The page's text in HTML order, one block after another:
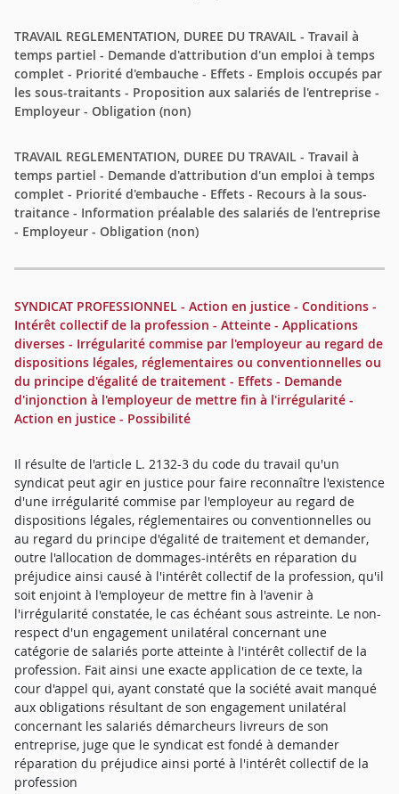
TRAVAIL REGLEMENTATION, DUREE DU TRAVAIL - Travail à
temps partiel - Demande d'attribution d'un emploi à temps
complet - Priorité d'embauche - Effets - Emplois occupés par
les sous-traitants - Proposition aux salariés de l'entreprise -
Employeur - Obligation (non)
TRAVAIL REGLEMENTATION, DUREE DU TRAVAIL - Travail à
temps partiel - Demande d'attribution d'un emploi à temps
complet - Priorité d'embauche - Effets - Recours à la sous-
traitance - Information préalable des salariés de l'entreprise
- Employeur - Obligation (non)
SYNDICAT PROFESSIONNEL - Action en justice - Conditions -
Intérêt collectif de la profession - Atteinte - Applications
diverses - Irrégularité commise par l'employeur au regard de
dispositions légales, réglementaires ou conventionnelles ou
du principe d'égalité de traitement - Effets - Demande
d'injonction à l'employeur de mettre fin à l'irrégularité -
Action en justice - Possibilité
Il résulte de l'article L. 2132-3 du code du travail qu'un
syndicat peut agir en justice pour faire reconnaître l'existence
d'une irrégularité commise par l'employeur au regard de
dispositions légales, réglementaires ou conventionnelles ou
au regard du principe d'égalité de traitement et demander,
outre l'allocation de dommages-intérêts en réparation du
préjudice ainsi causé à l'intérêt collectif de la profession, qu'il
soit enjoint à l'employeur de mettre fin à l'avenir à
l'irrégularité constatée, le cas échéant sous astreinte. Le non-
respect d'un engagement unilatéral concernant une
catégorie de salariés porte atteinte à l'intérêt collectif de la
profession. Fait ainsi une exacte application de ce texte, la
cour d'appel qui, ayant constaté que la société avait manqué
aux obligations résultant de son engagement unilatéral
concernant les salariés démarcheurs livreurs de son
entreprise, juge que le syndicat est fondé à demander
réparation du préjudice ainsi porté à l'intérêt collectif de la
profession